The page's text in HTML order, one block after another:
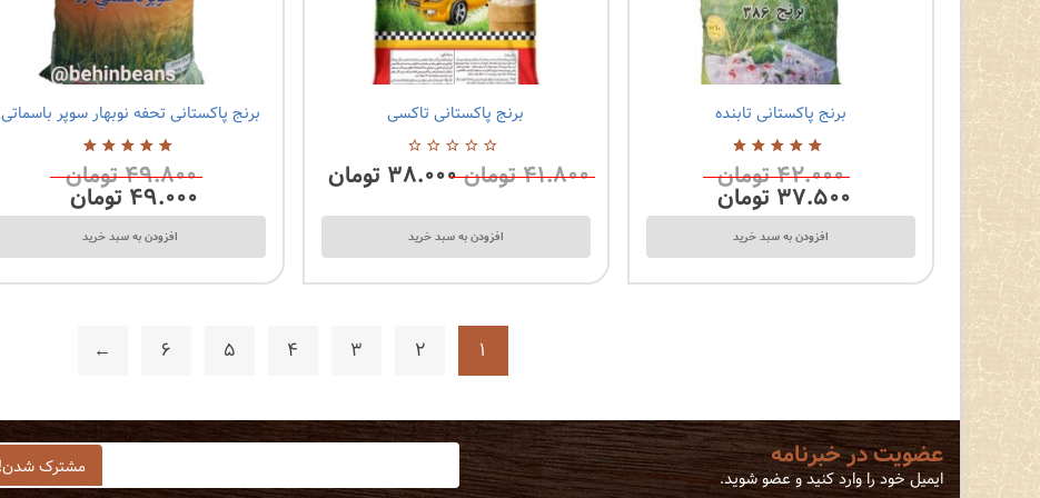
برنج پاکستانی تابنده
5.00 از
5
۴۲.۰۰۰تومان
۳۷.۵۰۰ تومان
افزودن به سبد خرید
برنج پاکستانی تاکسی
از
0 نظرات
۴۱.۸۰۰تومان۳۸.۰۰۰ تومان
افزودن به سبد خرید
برنج پاکستانی تحفه نوبهار سوپر باسماتی
5.00 از
5
۴۹.۸۰۰تومان
۴۹.۰۰۰ تومان
افزودن به سبد خرید
1
2
3
4
5
6
←
عضویت در خبرنامه
ایمیل خود را وارد کنید و عضو شوید.